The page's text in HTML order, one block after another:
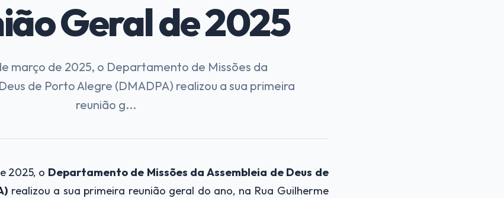
Geral de 2025
março de 2025, o Departamento de Missões da
de Porto Alegre (DMADPA) realizou a sua primeira
reunião g...
2025, o Departamento de Missões da Assembleia de Deus de
realizou a sua primeira reunião geral do ano, na Rua Guilherme